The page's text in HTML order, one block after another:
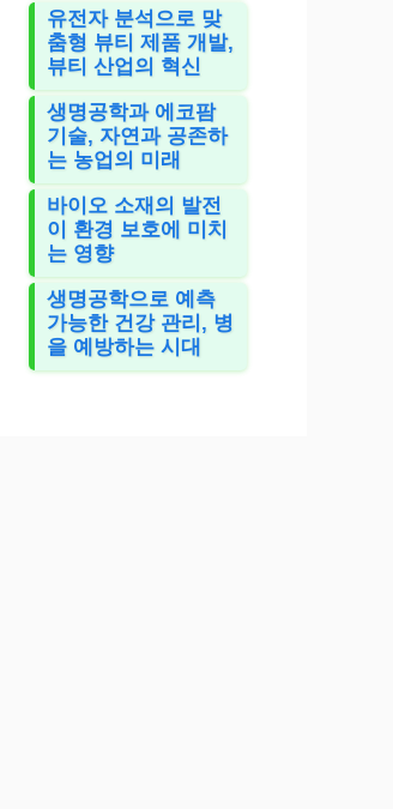
유전자 분석으로 맞
춤형 뷰티 제품 개발,
뷰티 산업의 혁신
생명공학과 에코팜
기술, 자연과 공존하
는 농업의 미래
바이오 소재의 발전
이 환경 보호에 미치
는 영향
생명공학으로 예측
가능한 건강 관리, 병
을 예방하는 시대